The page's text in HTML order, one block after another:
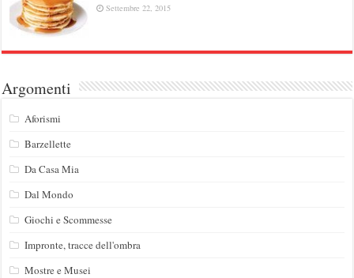
Settembre 22, 2015
Argomenti
Aforismi
Barzellette
Da Casa Mia
Dal Mondo
Giochi e Scommesse
Impronte, tracce dell'ombra
Mostre e Musei